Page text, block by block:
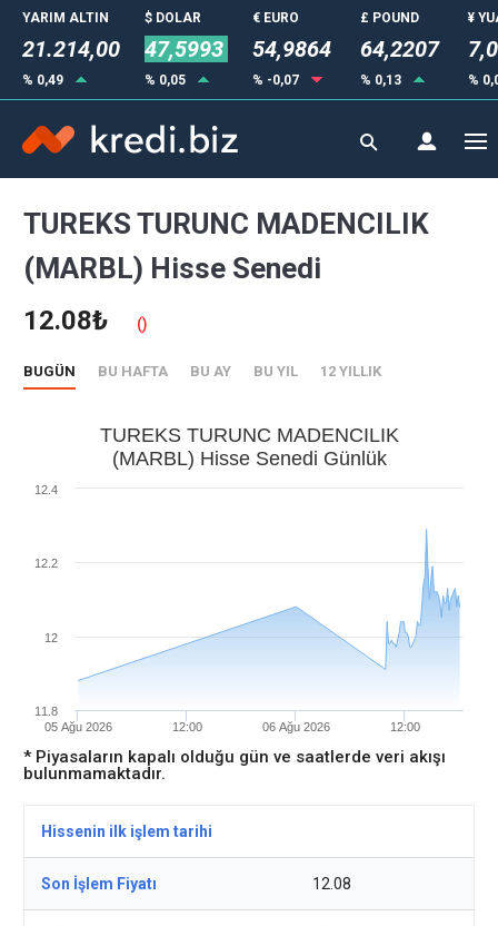
YARIM ALTIN
21.214,00
% 0,49
$ DOLAR
47,5993
% 0,05
€ EURO
54,9864
% -0,07
£ POUND
64,2207
% 0,13
¥
%
TUREKS TURUNC MADENCILIK
(MARBL) Hisse Senedi
12.08₺ ()
BUGÜN BU HAFTA BU AY BU YIL 12 YILLIK
TUREKS TURUNC MADENCILIK
(MARBL) Hisse Senedi Günlük
05 Ağu 2026 12:00 06 Ağu 2026 12:00
11.8
12
12.2
12.4
* Piyasaların kapalı olduğu gün ve saatlerde veri akışı
bulunmamaktadır.
Hissenin ilk işlem tarihi
Son İşlem Fiyatı 12.08